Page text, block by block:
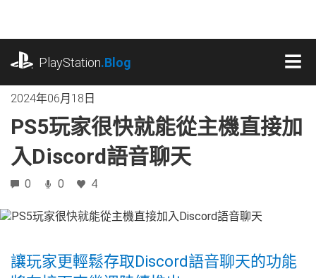
內
PlayStation.Blog
2024年06月18日
PS5玩家很快就能從主機直接加
入Discord語音聊天
0 0 4
讓玩家更輕鬆存取Discord語音聊天的功能